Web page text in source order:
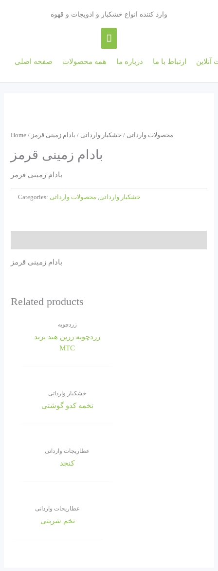
وارد کننده انواع خشکبار و ادویجات و قهوه
Main
Menu
صفحه اصلی همه‌ محصولات درباره ما ارتباط با ما آنلاین
Home / محصولات وارداتی / خشکبار وارداتی / بادام زمینی قرمز
بادام زمینی قرمز
بادام زمینی قرمز
Categories: خشکبار وارداتی, محصولات وارداتی
بادام زمینی قرمز
Related products
زردچوبه
زردچوبه زرین هند برند
MTC
خشکبار وارداتی
تخمه کدو گوشتی
عطاریجات وارداتی
کنجد
عطاریجات وارداتی
تخم شربتی